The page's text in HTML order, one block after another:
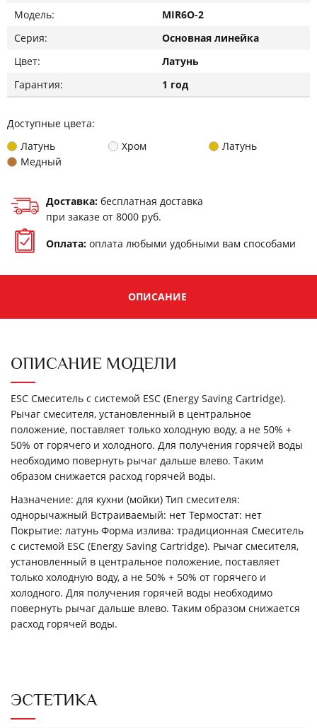
Модель:
MIR6O-2
Серия:
Основная линейка
Цвет:
Латунь
Гарантия:
1 год
Доступные цвета:
Латунь
Хром
Латунь
Медный
Доставка: бесплатная доставка
при заказе от 8000 руб.
Оплата: оплата любыми удобными вам способами
ОПИСАНИЕ
ОПИСАНИЕ МОДЕЛИ
ESC Смеситель с системой ESC (Energy Saving Cartridge).
Рычаг смесителя, установленный в центральное
положение, поставляет только холодную воду, а не 50% +
50% от горячего и холодного. Для получения горячей воды
необходимо повернуть рычаг дальше влево. Таким
образом снижается расход горячей воды.
Назначение: для кухни (мойки) Тип смесителя:
однорычажный Встраиваемый: нет Термостат: нет
Покрытие: латунь Форма излива: традиционная Смеситель
с системой ESC (Energy Saving Cartridge). Рычаг смесителя,
установленный в центральное положение, поставляет
только холодную воду, а не 50% + 50% от горячего и
холодного. Для получения горячей воды необходимо
повернуть рычаг дальше влево. Таким образом снижается
расход горячей воды.
ЭСТЕТИКА